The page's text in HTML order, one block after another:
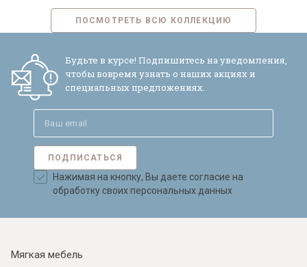
ПОСМОТРЕТЬ ВСЮ КОЛЛЕКЦИЮ
Будьте в курсе! Подпишитесь на уведомления,
чтобы вовремя узнать о наших акциях и
специальных предложениях.
ПОДПИСАТЬСЯ
Нажимая на кнопку, Вы даете согласие на
обработку своих персональных данных
Мягкая мебель